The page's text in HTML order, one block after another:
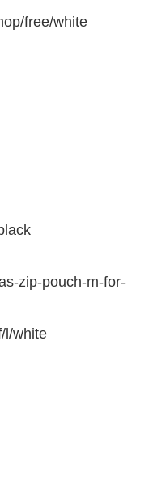
free/white
zip-pouch-m-for-
l/white